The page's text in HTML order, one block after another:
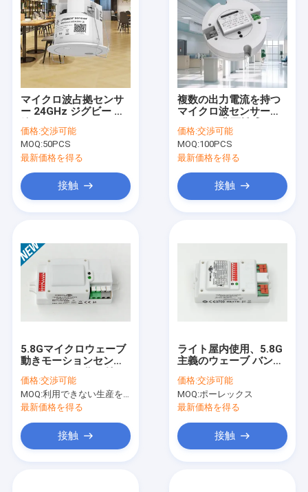
マイクロ波占拠センサ
ー 24GHz ジグビー 無
ビーイングセンサー
価格:交渉可能
MOQ:50PCS
最新価格を得る
接触
複数の出力電流を持つ
マイクロ波センサー付
ドライバ
価格:交渉可能
MOQ:100PCS
最新価格を得る
接触
5.8Gマイクロウェーブ
動きモーションセンサ
の日光センサーは、
12mの高い土台の高さ
を支えます
価格:交渉可能
MOQ:利用できない生産を、停止しなさい。
最新価格を得る
接触
ライト屋内使用、5.8G
主義のウェーブ バンド
ロウェーブ モーション
センサーMC018S
価格:交渉可能
MOQ:ポーレックス
最新価格を得る
接触